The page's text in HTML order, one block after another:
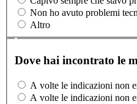
Non ho avuto problemi
Altro
Dove hai incontrato le
A volte le indicazioni non
A volte le indicazioni non